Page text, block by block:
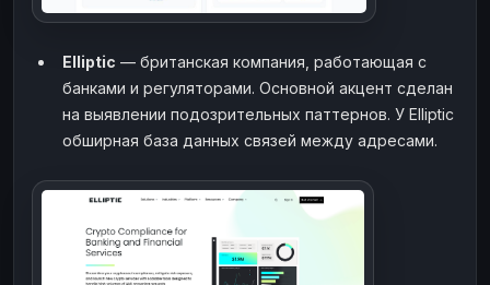
Elliptic — британская компания, работающая с
банками и регуляторами. Основной акцент сделан
на выявлении подозрительных паттернов. У Elliptic
обширная база данных связей между адресами.